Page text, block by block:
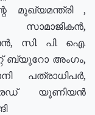
മുഖ്യമന്ത്രി ,
സാമാജികൻ,
സി. പി. ഐ.
ബ്യുറോ അംഗം,
പത്രാധിപർ,
യൂണിയൻ